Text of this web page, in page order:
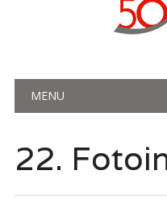
Main menu
MENU
22.